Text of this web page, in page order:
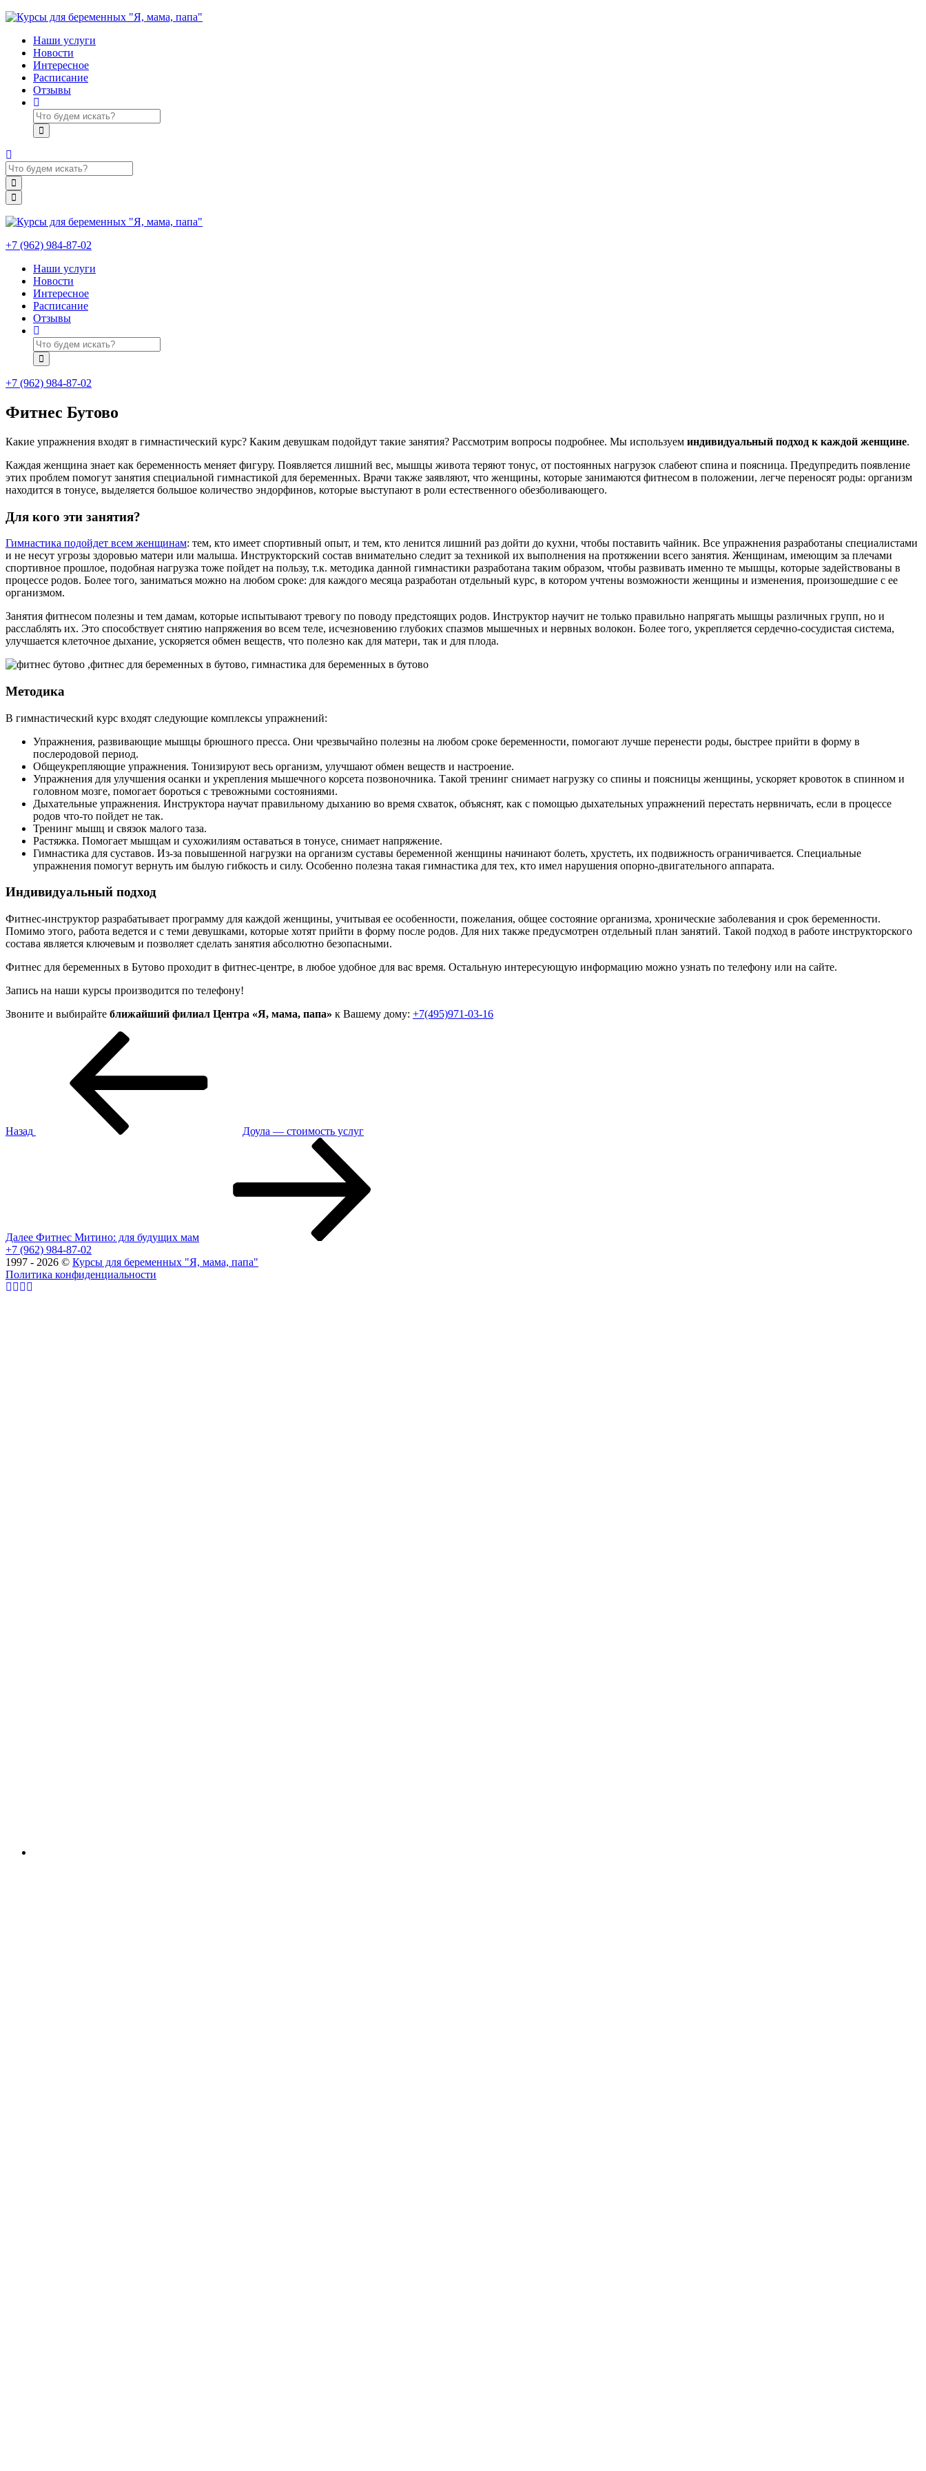
Наши услуги
Новости
Интересное
Расписание
Отзывы
+7 (962) 984-87-02
Наши услуги
Новости
Интересное
Расписание
Отзывы
+7 (962) 984-87-02
Фитнес Бутово
Какие упражнения входят в гимнастический курс? Каким девушкам подойдут такие занятия? Рассмотрим вопросы подробнее. Мы используем индивидуальный подход к каждой женщине.
Каждая женщина знает как беременность меняет фигуру. Появляется лишний вес, мышцы живота теряют тонус, от постоянных нагрузок слабеют спина и поясница. Предупредить появление
этих проблем помогут занятия специальной гимнастикой для беременных. Врачи также заявляют, что женщины, которые занимаются фитнесом в положении, легче переносят роды: организм
находится в тонусе, выделяется большое количество эндорфинов, которые выступают в роли естественного обезболивающего.
Для кого эти занятия?
Гимнастика подойдет всем женщинам: тем, кто имеет спортивный опыт, и тем, кто ленится лишний раз дойти до кухни, чтобы поставить чайник. Все упражнения разработаны специалистами
и не несут угрозы здоровью матери или малыша. Инструкторский состав внимательно следит за техникой их выполнения на протяжении всего занятия. Женщинам, имеющим за плечами
спортивное прошлое, подобная нагрузка тоже пойдет на пользу, т.к. методика данной гимнастики разработана таким образом, чтобы развивать именно те мышцы, которые задействованы в
процессе родов. Более того, заниматься можно на любом сроке: для каждого месяца разработан отдельный курс, в котором учтены возможности женщины и изменения, произошедшие с ее
организмом.
Занятия фитнесом полезны и тем дамам, которые испытывают тревогу по поводу предстоящих родов. Инструктор научит не только правильно напрягать мышцы различных групп, но и
расслаблять их. Это способствует снятию напряжения во всем теле, исчезновению глубоких спазмов мышечных и нервных волокон. Более того, укрепляется сердечно-сосудистая система,
улучшается клеточное дыхание, ускоряется обмен веществ, что полезно как для матери, так и для плода.
Методика
В гимнастический курс входят следующие комплексы упражнений:
Упражнения, развивающие мышцы брюшного пресса. Они чрезвычайно полезны на любом сроке беременности, помогают лучше перенести роды, быстрее прийти в форму в
послеродовой период.
Общеукрепляющие упражнения. Тонизируют весь организм, улучшают обмен веществ и настроение.
Упражнения для улучшения осанки и укрепления мышечного корсета позвоночника. Такой тренинг снимает нагрузку со спины и поясницы женщины, ускоряет кровоток в спинном и
головном мозге, помогает бороться с тревожными состояниями.
Дыхательные упражнения. Инструктора научат правильному дыханию во время схваток, объяснят, как с помощью дыхательных упражнений перестать нервничать, если в процессе
родов что-то пойдет не так.
Тренинг мышц и связок малого таза.
Растяжка. Помогает мышцам и сухожилиям оставаться в тонусе, снимает напряжение.
Гимнастика для суставов. Из-за повышенной нагрузки на организм суставы беременной женщины начинают болеть, хрустеть, их подвижность ограничивается. Специальные
упражнения помогут вернуть им былую гибкость и силу. Особенно полезна такая гимнастика для тех, кто имел нарушения опорно-двигательного аппарата.
Индивидуальный подход
Фитнес-инструктор разрабатывает программу для каждой женщины, учитывая ее особенности, пожелания, общее состояние организма, хронические заболевания и срок беременности.
Помимо этого, работа ведется и с теми девушками, которые хотят прийти в форму после родов. Для них также предусмотрен отдельный план занятий. Такой подход в работе инструкторского
состава является ключевым и позволяет сделать занятия абсолютно безопасными.
Фитнес для беременных в Бутово проходит в фитнес-центре, в любое удобное для вас время. Остальную интересующую информацию можно узнать по телефону или на сайте.
Запись на наши курсы производится по телефону!
Звоните и выбирайте ближайший филиал Центра «Я, мама, папа» к Вашему дому: +7(495)971-03-16
Назад
Доула — стоимость услуг
Далее Фитнес Митино: для будущих мам
+7 (962) 984-87-02
1997 - 2026 © Курсы для беременных "Я, мама, папа"
Политика конфиденциальности